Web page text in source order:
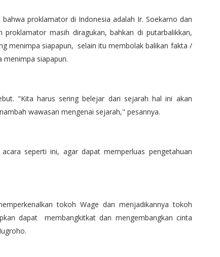
proklamator di Indonesia adalah Ir. Soekarno dan
masih diragukan, bahkan di putarbalikkan,
menimpa siapapun, selain itu membolak balikan fakta /
menimpa siapapun.
"Kita harus sering belejar dari sejarah hal ini akan
wawasan mengenai sejarah," pesannya.
seperti ini, agar dapat memperluas pengetahuan
tokoh Wage dan menjadikannya tokoh
dapat membangkitkat dan mengembangkan cinta